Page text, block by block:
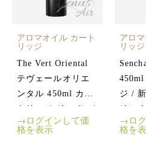
アロマオイル カート
リッジ
The Vert Oriental
テヴェールオリエ
ンタル 450ml カー
トリッジ /Aroslim/
アロセント/ アロマ
→ログインして価
格を表示
アロ
リッジ
450ml
ジ /
/Air
ロマ
→ロ
格を